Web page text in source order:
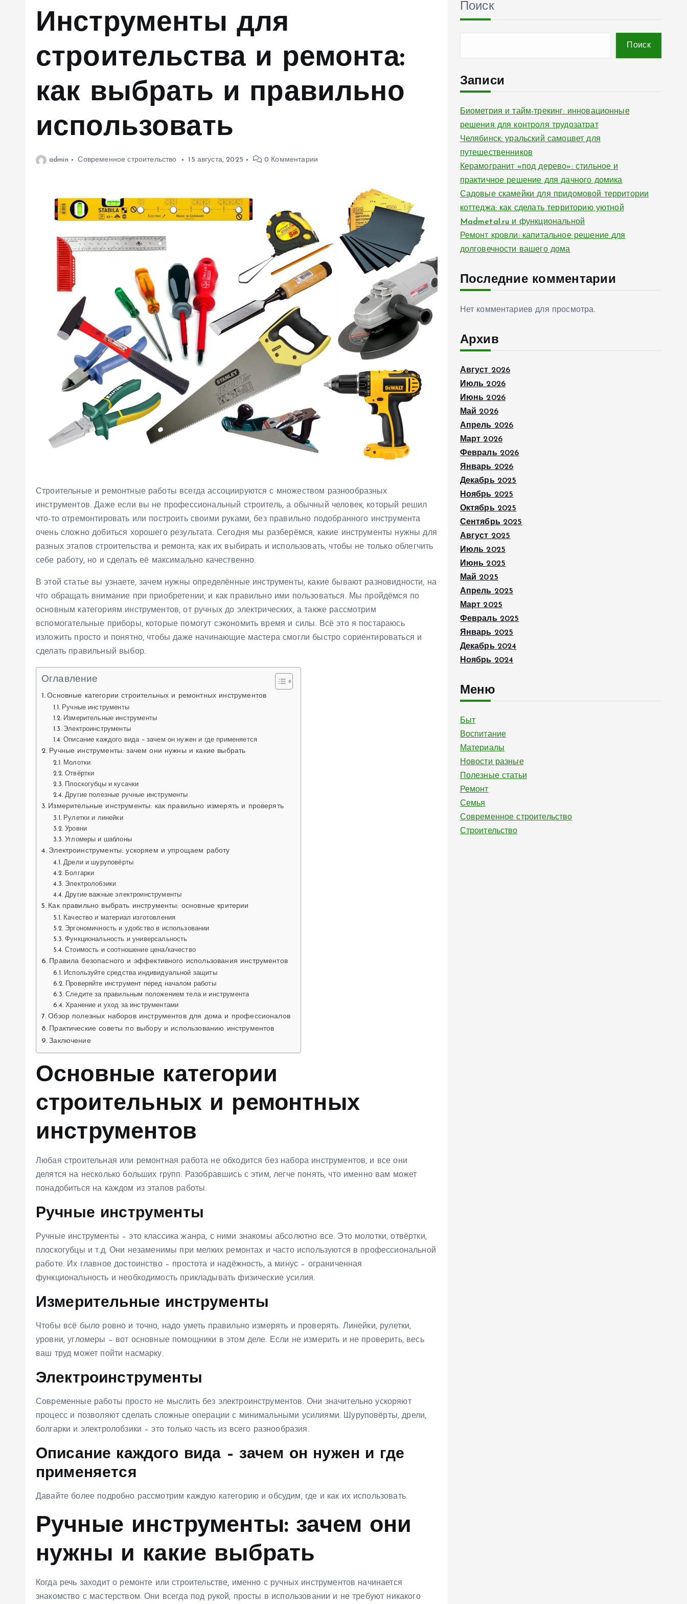
Инструменты для
строительства и ремонта:
как выбрать и правильно
использовать
admin Современное строительство 15 августа, 2025 0 Комментарии
Строительные и ремонтные работы всегда ассоциируются с множеством разнообразных
инструментов. Даже если вы не профессиональный строитель, а обычный человек, который решил
что-то отремонтировать или построить своими руками, без правильно подобранного инструмента
очень сложно добиться хорошего результата. Сегодня мы разберёмся, какие инструменты нужны для
разных этапов строительства и ремонта, как их выбирать и использовать, чтобы не только облегчить
себе работу, но и сделать её максимально качественно.
В этой статье вы узнаете, зачем нужны определённые инструменты, какие бывают разновидности, на
что обращать внимание при приобретении, и как правильно ими пользоваться. Мы пройдёмся по
основным категориям инструментов, от ручных до электрических, а также рассмотрим
вспомогательные приборы, которые помогут сэкономить время и силы. Всё это я постараюсь
изложить просто и понятно, чтобы даже начинающие мастера смогли быстро сориентироваться и
сделать правильный выбор.
Оглавление
Основные категории строительных и ремонтных инструментов
Ручные инструменты
Измерительные инструменты
Электроинструменты
Описание каждого вида – зачем он нужен и где применяется
Ручные инструменты: зачем они нужны и какие выбрать
Молотки
Отвёртки
Плоскогубцы и кусачки
Другие полезные ручные инструменты
Измерительные инструменты: как правильно измерять и проверять
Рулетки и линейки
Уровни
Угломеры и шаблоны
Электроинструменты: ускоряем и упрощаем работу
Дрели и шуруповёрты
Болгарки
Электролобзики
Другие важные электроинструменты
Как правильно выбрать инструменты: основные критерии
Качество и материал изготовления
Эргономичность и удобство в использовании
Функциональность и универсальность
Стоимость и соотношение цена/качество
Правила безопасного и эффективного использования инструментов
Используйте средства индивидуальной защиты
Проверяйте инструмент перед началом работы
Следите за правильным положением тела и инструмента
Хранение и уход за инструментами
Обзор полезных наборов инструментов для дома и профессионалов
Практические советы по выбору и использованию инструментов
Заключение
Основные категории
строительных и ремонтных
инструментов
Любая строительная или ремонтная работа не обходится без набора инструментов, и все они
делятся на несколько больших групп. Разобравшись с этим, легче понять, что именно вам может
понадобиться на каждом из этапов работы.
Ручные инструменты
Ручные инструменты – это классика жанра, с ними знакомы абсолютно все. Это молотки, отвёртки,
плоскогубцы и т.д. Они незаменимы при мелких ремонтах и часто используются в профессиональной
работе. Их главное достоинство – простота и надёжность, а минус – ограниченная
функциональность и необходимость прикладывать физические усилия.
Измерительные инструменты
Чтобы всё было ровно и точно, надо уметь правильно измерять и проверять. Линейки, рулетки,
уровни, угломеры – вот основные помощники в этом деле. Если не измерить и не проверить, весь
ваш труд может пойти насмарку.
Электроинструменты
Современные работы просто не мыслить без электроинструментов. Они значительно ускоряют
процесс и позволяют сделать сложные операции с минимальными усилиями. Шуруповёрты, дрели,
болгарки и электролобзики – это только часть из всего разнообразия.
Описание каждого вида – зачем он нужен и где
применяется
Давайте более подробно рассмотрим каждую категорию и обсудим, где и как их использовать.
Ручные инструменты: зачем они
нужны и какие выбрать
Когда речь заходит о ремонте или строительстве, именно с ручных инструментов начинается
знакомство с мастерством. Они всегда под рукой, просты в использовании и не требуют никакого
Поиск
Поиск
Записи
Биометрия и тайм-трекинг: инновационные
решения для контроля трудозатрат
Челябинск: уральский самоцвет для
путешественников
Керамогранит «под дерево»: стильное и
практичное решение для дачного домика
Садовые скамейки для придомовой территории
коттеджа: как сделать территорию уютной
Madmetal.ru и функциональной
Ремонт кровли: капитальное решение для
долговечности вашего дома
Последние комментарии
Нет комментариев для просмотра.
Архив
Август 2026
Июль 2026
Июнь 2026
Май 2026
Апрель 2026
Март 2026
Февраль 2026
Январь 2026
Декабрь 2025
Ноябрь 2025
Октябрь 2025
Сентябрь 2025
Август 2025
Июль 2025
Июнь 2025
Май 2025
Апрель 2025
Март 2025
Февраль 2025
Январь 2025
Декабрь 2024
Ноябрь 2024
Меню
Быт
Воспитание
Материалы
Новости разные
Полезные статьи
Ремонт
Семья
Современное строительство
Строительство